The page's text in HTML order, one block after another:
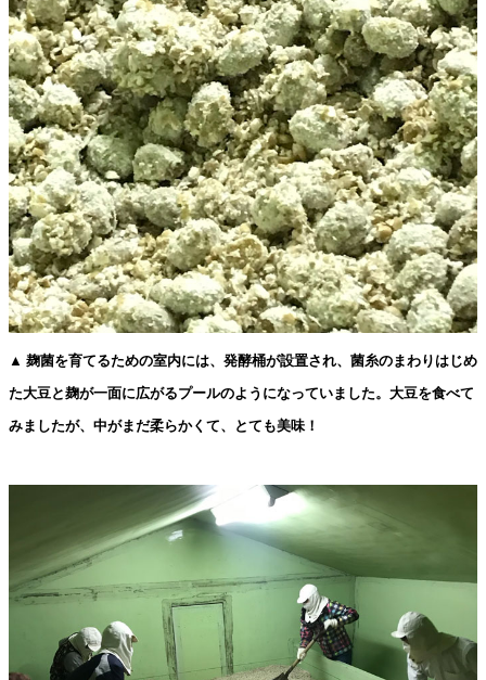
▲ 麹菌を育てるための室内には、発酵桶が設置され、菌糸のまわりはじめ
た大豆と麹が一面に広がるプールのようになっていました。大豆を食べて
みましたが、中がまだ柔らかくて、とても美味！